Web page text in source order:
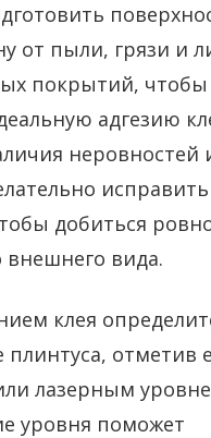
от пыли, грязи и
покрытий, чтобы
адгезию
неровностей
добиться
внешнего вида.
клея
отметив
лазерным
уровня поможет